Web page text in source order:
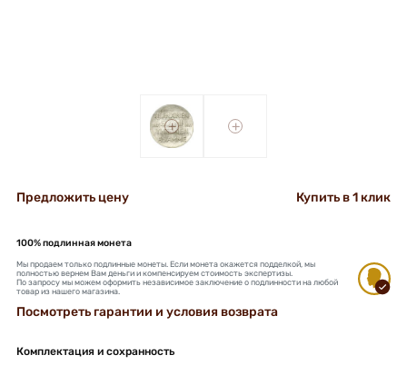
+ +
Предложить цену Купить в 1 клик
100% подлинная монета
Мы продаем только подлинные монеты. Если монета окажется подделкой, мы
полностью вернем Вам деньги и компенсируем стоимость экспертизы.
По запросу мы можем оформить независимое заключение о подлинности на любой
товар из нашего магазина.
Посмотреть гарантии и условия возврата
Комплектация и сохранность